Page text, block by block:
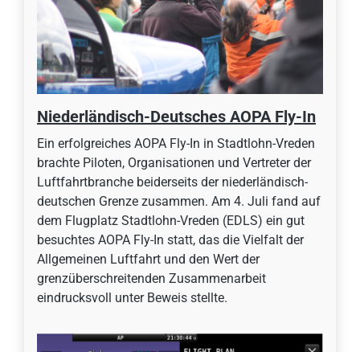
Niederländisch-Deutsches AOPA Fly-In
Ein erfolgreiches AOPA Fly-In in Stadtlohn-Vreden
brachte Piloten, Organisationen und Vertreter der
Luftfahrtbranche beiderseits der niederländisch-
deutschen Grenze zusammen. Am 4. Juli fand auf
dem Flugplatz Stadtlohn-Vreden (EDLS) ein gut
besuchtes AOPA Fly-In statt, das die Vielfalt der
Allgemeinen Luftfahrt und den Wert der
grenzüberschreitenden Zusammenarbeit
eindrucksvoll unter Beweis stellte.